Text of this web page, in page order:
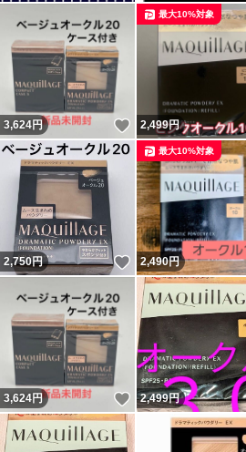
3,624円 いいね！
2,499円
最大10%対象
2,750円 いいね！
2,490円
最大10%対象
3,624円 いいね！
2,499円